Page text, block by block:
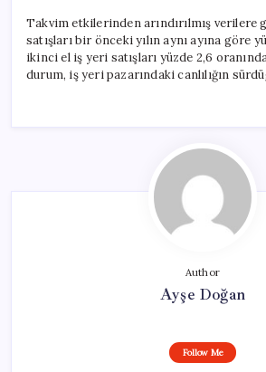
Takvim etkilerinden arındırılmış verilere
satışları bir önceki yılın aynı ayına göre
ikinci el iş yeri satışları yüzde 2,6
durum, iş yeri pazarındaki canlılığın
Author
Ayşe Doğan
Follow Me